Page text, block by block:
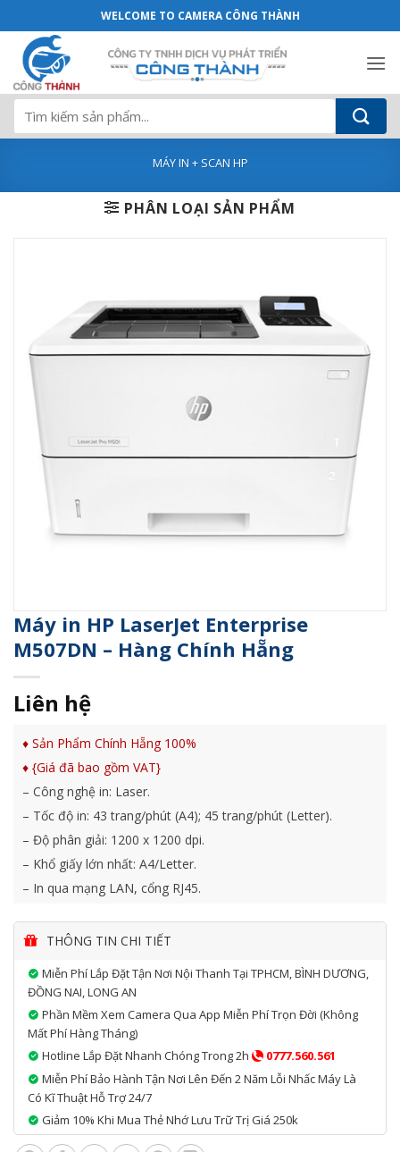
qua
dung
Máy in HP LaserJet Enterprise
WELCOME TO CAMERA CÔNG THÀNH
Tìm
kiếm:
MÁY IN + SCAN HP
PHÂN LOẠI SẢN PHẨM
Máy in HP LaserJet Enterprise
M507DN – Hàng Chính Hẵng
Liên hệ
♦ Sản Phẩm Chính Hẵng 100%
♦ {Giá đã bao gồm VAT}
– Công nghệ in: Laser.
– Tốc độ in: 43 trang/phút (A4); 45 trang/phút (Letter).
– Độ phân giải: 1200 x 1200 dpi.
– Khổ giấy lớn nhất: A4/Letter.
– In qua mạng LAN, cổng RJ45.
– Bộ nhớ chuẩn: 512 MB.
– Thời gian in bản đầu tiên: xấp xỉ 5.9 giây.
– Khay giấy tiêu chuẩn: 550 tờ.
– Khay đa năng: 100 tờ.
– Khả năng in di động: HP ePrint; Apple AirPrint™; Mopria-
certified.
– Ngôn ngữ in: HP PCL 5e, HP PCL 6, HP Postscript Level 3
emulation, direct PDF (v1.7).
– Hỗ trợ hệ điều hành: Windows 10 (32-bit/ 64-bit), Windows
THÔNG TIN CHI TIẾT
Miễn Phí Lắp Đặt Tận Nơi Nội Thanh Tại TPHCM, BÌNH DƯƠNG,
ĐỒNG NAI, LONG AN
Phần Mềm Xem Camera Qua App Miễn Phí Trọn Đời (không
Mất Phí Hàng Tháng)
Hotline Lắp Đặt Nhanh Chóng Trong 2h
0777.560.561
Miễn Phí Bảo Hành Tận Nơi Lên Đến 2 Năm Lỗi Nhấc Máy Là
Có Kĩ Thuật Hỗ Trợ 24/7
Giảm 10% Khi Mua Thẻ Nhớ Lưu Trữ Trị Giá 250k